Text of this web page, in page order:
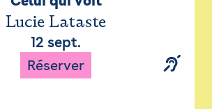
Lucie Lataste
12 sept.
Réserver